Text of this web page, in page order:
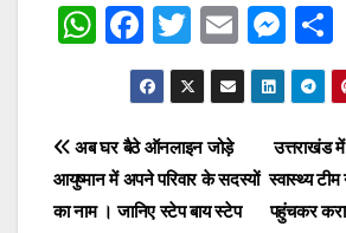
W
s
A
p
F
a
c
e
b
o
T
w
itt
er
E
m
ai
M
e
s
s
e
n
Post
navigation
उत्तराखंड में
स्वास्थ्य
पहुंचकर
अब घर बैठे ऑनलाइन जोड़े
आयुष्मान में अपने परिवार के सदस्यों
का नाम । जानिए स्टेप बाय स्टेप